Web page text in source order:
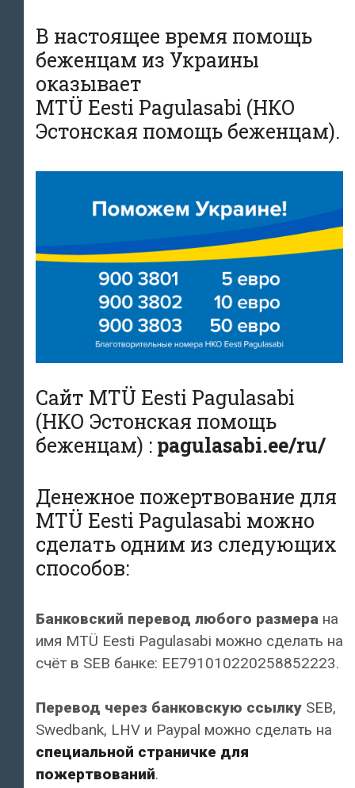
В настоящее время помощь
беженцам из Украины
оказывает
MTÜ Eesti Pagulasabi (НКО
Эстонская помощь беженцам).
Сайт MTÜ Eesti Pagulasabi
(НКО Эстонская помощь
беженцам) : pagulasabi.ee/ru/
Денежное пожертвование для
MTÜ Eesti Pagulasabi можно
сделать одним из следующих
способов:
Банковский перевод любого размера на
имя MTÜ Eesti Pagulasabi можно сделать на
счёт в SEB банке: EE791010220258852223.
Перевод через банковскую ссылку SEB,
Swedbank, LHV и Paypal можно сделать на
специальной страничке для
пожертвований.